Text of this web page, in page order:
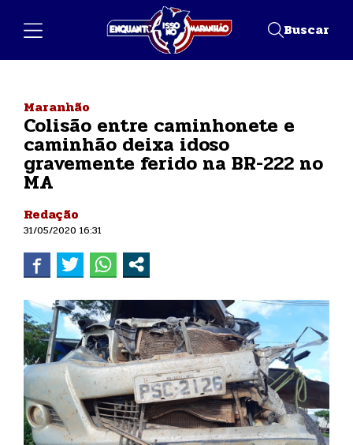
Buscar
Maranhão
Colisão entre caminhonete e
caminhão deixa idoso
gravemente ferido na BR-222 no
MA
Redação
31/05/2020 16:31